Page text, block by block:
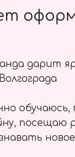
дарит
посещаю